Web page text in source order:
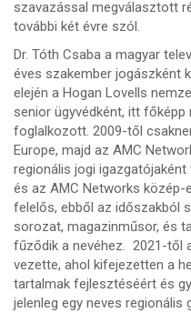
szavazással megválasztott
további két évre szól.
Dr. Tóth Csaba a magyar
éves szakember jogászként
elején a Hogan Lovells
senior ügyvédként, itt
foglalkozott. 2009-től
Europe, majd az AMC
regionális jogi
és az AMC Networks
felelős, ebből az időszakból
sorozat, magazinműsor, és
fűződik a nevéhez. 2021-től
vezette, ahol kifejezetten a
tartalmak fejlesztéséért és
jelenleg egy neves regionális